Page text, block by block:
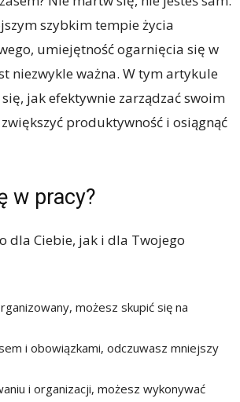
szybkim tempie życia
umiejętność ogarnięcia się w
niezwykle ważna. W tym artykule
jak efektywnie zarządzać swoim
produktywność i osiągnąć
w pracy?
dla Ciebie, jak i dla Twojego
możesz skupić się na
i obowiązkami, odczuwasz mniejszy
i organizacji, możesz wykonywać